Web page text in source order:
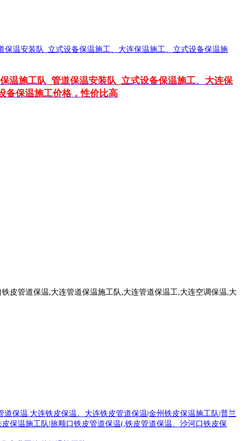
温施工队_管道保温安装队_立式设备保温施工、大连保
备保温施工价格，性价比高
保温 大连铁皮保温。大连铁皮管道保温|金州铁皮保温施工队|普兰
保温施工队|旅顺口铁皮管道保温(,铁皮管道保温、沙河口铁皮保